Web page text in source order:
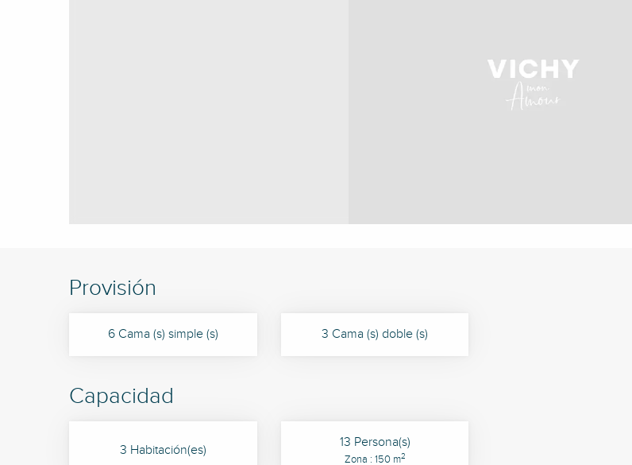
Provisión
6 Cama (s) simple (s) 3 Cama (s) doble (s)
Capacidad
3 Habitación(es) 13 Persona(s)
Zona : 150 m2